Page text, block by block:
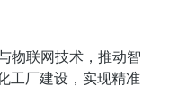
物联网技术，推动智
工厂建设，实现精准